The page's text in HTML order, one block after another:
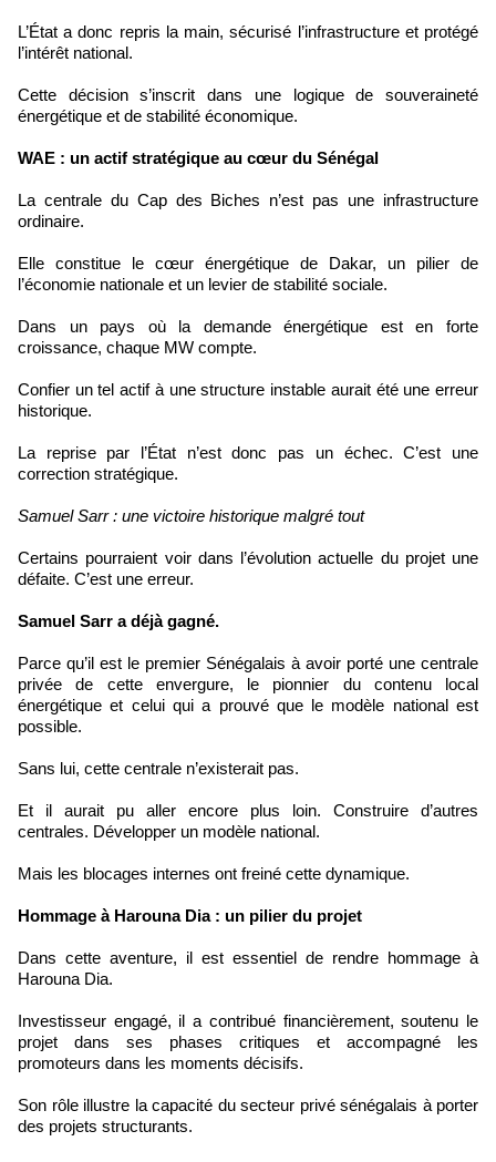
L’État a donc repris la main, sécurisé l’infrastructure et protégé
l’intérêt national.
Cette décision s’inscrit dans une logique de souveraineté
énergétique et de stabilité économique.
WAE : un actif stratégique au cœur du Sénégal
La centrale du Cap des Biches n’est pas une infrastructure
ordinaire.
Elle constitue le cœur énergétique de Dakar, un pilier de
l’économie nationale et un levier de stabilité sociale.
Dans un pays où la demande énergétique est en forte
croissance, chaque MW compte.
Confier un tel actif à une structure instable aurait été une erreur
historique.
La reprise par l’État n’est donc pas un échec. C’est une
correction stratégique.
Samuel Sarr : une victoire historique malgré tout
Certains pourraient voir dans l’évolution actuelle du projet une
défaite. C’est une erreur.
Samuel Sarr a déjà gagné.
Parce qu’il est le premier Sénégalais à avoir porté une centrale
privée de cette envergure, le pionnier du contenu local
énergétique et celui qui a prouvé que le modèle national est
possible.
Sans lui, cette centrale n’existerait pas.
Et il aurait pu aller encore plus loin. Construire d’autres
centrales. Développer un modèle national.
Mais les blocages internes ont freiné cette dynamique.
Hommage à Harouna Dia : un pilier du projet
Dans cette aventure, il est essentiel de rendre hommage à
Harouna Dia.
Investisseur engagé, il a contribué financièrement, soutenu le
projet dans ses phases critiques et accompagné les
promoteurs dans les moments décisifs.
Son rôle illustre la capacité du secteur privé sénégalais à porter
des projets structurants.